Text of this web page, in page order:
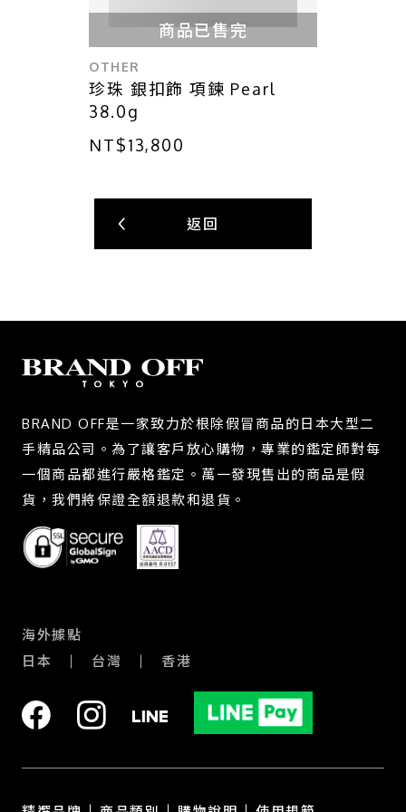
商品已售完
OTHER
珍珠 銀扣飾 項鍊 Pearl
38.0g
NT$13,800
返回
BRAND OFF是一家致力於根除假冒商品的日本大型二
手精品公司。為了讓客戶放心購物，專業的鑑定師對每
一個商品都進行嚴格鑑定。萬一發現售出的商品是假
貨，我們將保證全額退款和退貨。
海外據點
日本
台灣 香港